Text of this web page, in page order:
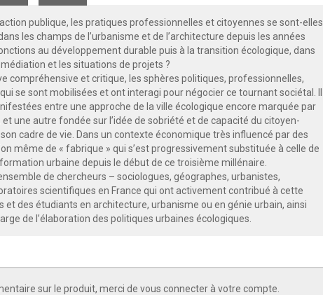
publique, les pratiques professionnelles et citoyennes se sont-elles
les champs de l’urbanisme et de l’architecture depuis les années
au développement durable puis à la transition écologique, dans
et les situations de projets ?
compréhensive et critique, les sphères politiques, professionnelles,
se sont mobilisées et ont interagi pour négocier ce tournant sociétal. Il
entre une approche de la ville écologique encore marquée par
une autre fondée sur l’idée de sobriété et de capacité du citoyen-
cadre de vie. Dans un contexte économique très influencé par des
même de « fabrique » qui s’est progressivement substituée à celle de
urbaine depuis le début de ce troisième millénaire.
de chercheurs – sociologues, géographes, urbanistes,
scientifiques en France qui ont activement contribué à cette
et des étudiants en architecture, urbanisme ou en génie urbain, ainsi
de l’élaboration des politiques urbaines écologiques.
sur le produit, merci de vous connecter à votre compte.